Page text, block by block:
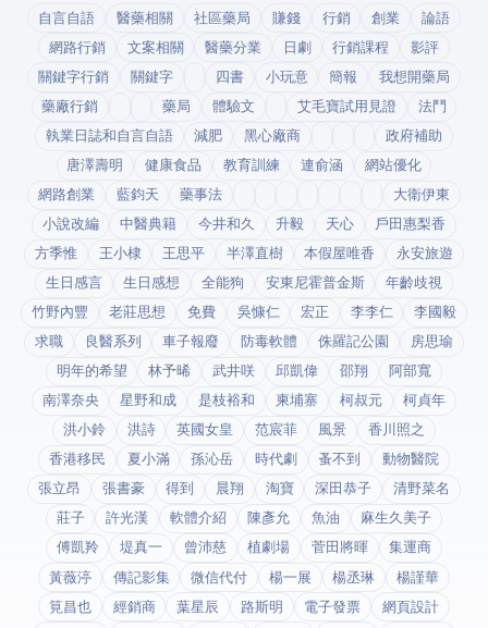
自言自語 醫藥相關 社區藥局 賺錢 行銷 創業
論語
網路行銷
文案相關 醫藥分業 日劇 行銷課程
影評
關鍵字行銷
關鍵字 四書 小玩意 簡報
我想開藥局
藥廠行銷
藥局 體驗文 艾毛寶試用見證
法鬥
執業日誌和自言自語
減肥 黑心廠商
政府補助
唐澤壽明
健康食品 教育訓練 連俞涵
網站優化
網路創業
藍鈞天 藥事法
大衛伊東
小說改編
中醫典籍 今井和久 升毅 天心
戶田惠梨香
方季惟
王小棣 王思平 半澤直樹 本假屋唯香
永安旅遊
生日感言
生日感想 全能狗 安東尼霍普金斯
年齡歧視
竹野內豐
老莊思想 免費 吳慷仁 宏正 李李仁
李國毅
求職
良醫系列 車子報廢 防毒軟體 侏羅記公園
房思瑜
明年的希望
林予晞 武井咲 邱凱偉 邵翔
阿部寬
南澤奈央
星野和成 是枝裕和 柬埔寨 柯叔元
柯貞年
洪小鈴
洪詩 英國女皇 范宸菲 風景
香川照之
香港移民
夏小滿 孫沁岳 時代劇 蚤不到
動物醫院
張立昂
張書豪 得到app 晨翔 淘寶 深田恭子
清野菜名
莊子
許光漢 軟體介紹 陳彥允 魚油
麻生久美子
傅凱羚
堤真一 曾沛慈 植劇場 菅田將暉
集運商
黃薇渟
傳記影集 微信代付 楊一展 楊丞琳
楊謹華
筧昌也
經銷商 葉星辰 路斯明 電子發票 網頁設計